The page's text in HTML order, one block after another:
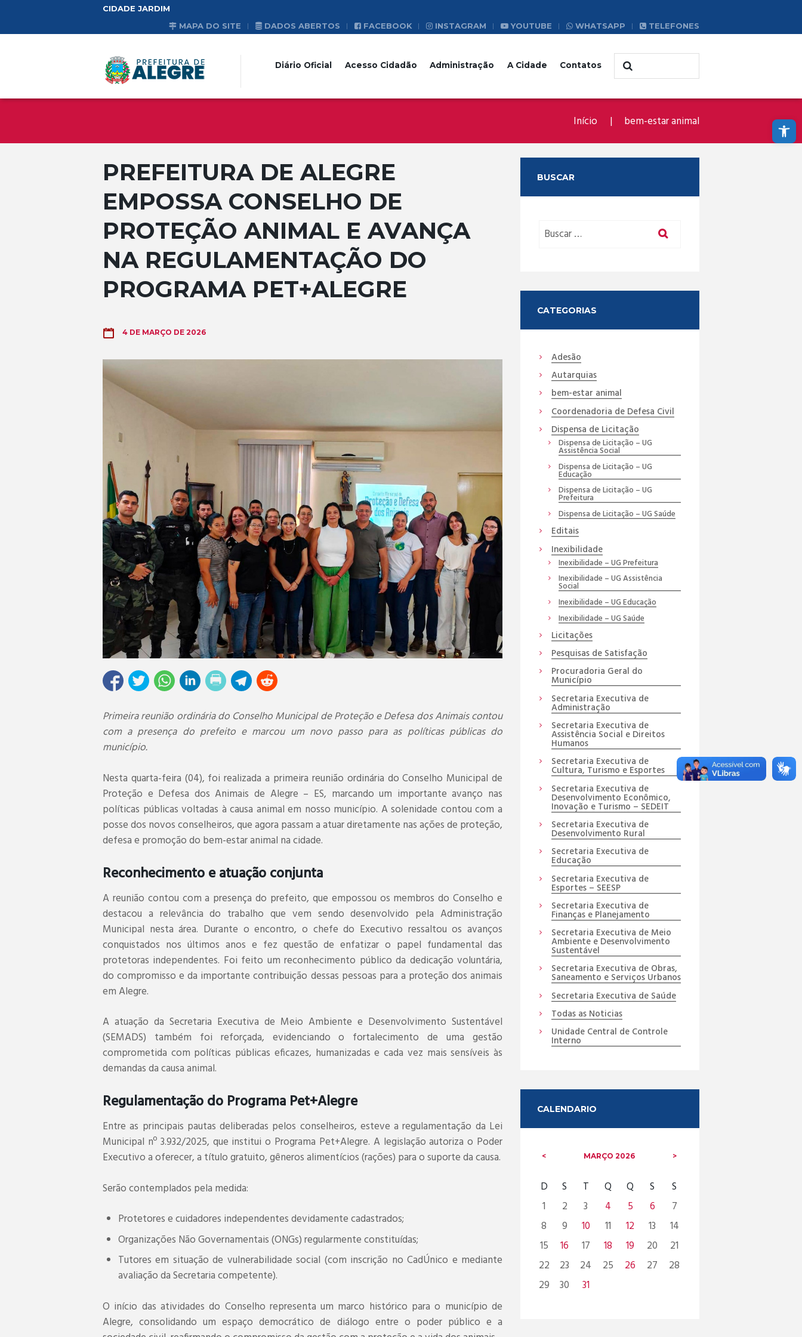
Abrir a barra de ferramentas
CIDADE JARDIM
MAPA DO SITE
DADOS ABERTOS FACEBOOK INSTAGRAM YOUTUBE WHATSAPP TELEFONES
Diário Oficial Acesso Cidadão Administração A Cidade Contatos
Início bem-estar animal
PREFEITURA DE ALEGRE
EMPOSSA CONSELHO DE
PROTEÇÃO ANIMAL E AVANÇA
NA REGULAMENTAÇÃO DO
PROGRAMA PET+ALEGRE
4 DE MARÇO DE 2026
Primeira reunião ordinária do Conselho Municipal de Proteção e Defesa dos Animais contou
com a presença do prefeito e marcou um novo passo para as políticas públicas do
município.
Nesta quarta-feira (04), foi realizada a primeira reunião ordinária do Conselho Municipal de
Proteção e Defesa dos Animais de Alegre – ES, marcando um importante avanço nas
políticas públicas voltadas à causa animal em nosso município. A solenidade contou com a
posse dos novos conselheiros, que agora passam a atuar diretamente nas ações de proteção,
defesa e promoção do bem-estar animal na cidade.
Reconhecimento e atuação conjunta
A reunião contou com a presença do prefeito, que empossou os membros do Conselho e
destacou a relevância do trabalho que vem sendo desenvolvido pela Administração
Municipal nesta área. Durante o encontro, o chefe do Executivo ressaltou os avanços
conquistados nos últimos anos e fez questão de enfatizar o papel fundamental das
protetoras independentes. Foi feito um reconhecimento público da dedicação voluntária,
do compromisso e da importante contribuição dessas pessoas para a proteção dos animais
em Alegre.
A atuação da Secretaria Executiva de Meio Ambiente e Desenvolvimento Sustentável
(SEMADS) também foi reforçada, evidenciando o fortalecimento de uma gestão
comprometida com políticas públicas eficazes, humanizadas e cada vez mais sensíveis às
demandas da causa animal.
Regulamentação do Programa Pet+Alegre
Entre as principais pautas deliberadas pelos conselheiros, esteve a regulamentação da Lei
Municipal nº 3.932/2025, que institui o Programa Pet+Alegre. A legislação autoriza o Poder
Executivo a oferecer, a título gratuito, gêneros alimentícios (rações) para o suporte da causa.
Serão contemplados pela medida:
Protetores e cuidadores independentes devidamente cadastrados;
Organizações Não Governamentais (ONGs) regularmente constituídas;
Tutores em situação de vulnerabilidade social (com inscrição no CadÚnico e mediante
avaliação da Secretaria competente).
O início das atividades do Conselho representa um marco histórico para o município de
Alegre, consolidando um espaço democrático de diálogo entre o poder público e a
BUSCAR
CATEGORIAS
Adesão
Autarquias
bem-estar animal
Coordenadoria de Defesa Civil
Dispensa de Licitação
Dispensa de Licitação – UG
Assistência Social
Dispensa de Licitação – UG
Educação
Dispensa de Licitação – UG
Prefeitura
Dispensa de Licitação – UG Saúde
Editais
Inexibilidade
Inexibilidade – UG Prefeitura
Inexibilidade – UG Assistência
Social
Inexibilidade – UG Educação
Inexibilidade – UG Saúde
Licitações
Pesquisas de Satisfação
Procuradoria Geral do
Município
Secretaria Executiva de
Administração
Secretaria Executiva de
Assistência Social e Direitos
Humanos
Secretaria Executiva de
Cultura, Turismo e Esportes
Secretaria Executiva de
Desenvolvimento Econômico,
Inovação e Turismo – SEDEIT
Secretaria Executiva de
Desenvolvimento Rural
Secretaria Executiva de
Educação
Secretaria Executiva de
Esportes – SEESP
Secretaria Executiva de
Finanças e Planejamento
Secretaria Executiva de Meio
Ambiente e Desenvolvimento
Sustentável
Secretaria Executiva de Obras,
Saneamento e Serviços Urbanos
Secretaria Executiva de Saúde
Todas as Noticias
Unidade Central de Controle
Interno
CALENDARIO
MARÇO 2026
D S T Q Q S
S
1
2 3 4 5 6
7
8
9 10 11 12 13
14
15
16 17 18 19 20
21
22
23 24 25 26 27
28
29
30 31